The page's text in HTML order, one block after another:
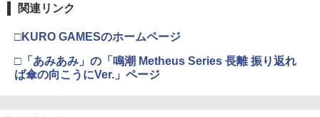
関連リンク
□KURO GAMESのホームページ
□「あみあみ」の「鳴潮 Metheus Series 長離 振り返れ
ば傘の向こうにVer.」ページ